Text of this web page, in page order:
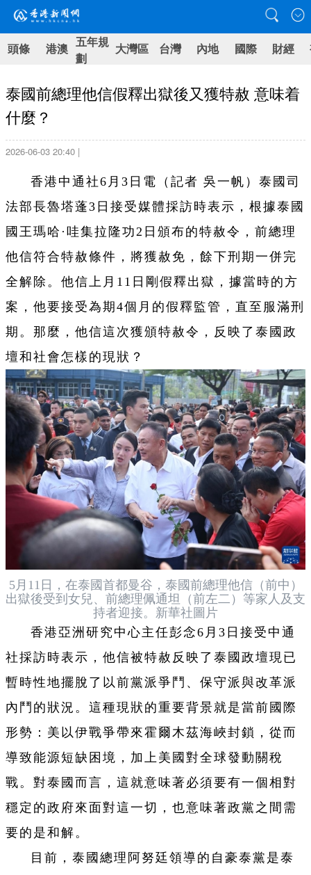
頭條 港澳 五年規
劃
大灣區 台灣 內地 國際 財經
泰國前總理他信假釋出獄後又獲特赦 意味着
什麼？
2026-06-03 20:40 |
香港中通社6月3日電（ 記者 吳一帆） 泰國司
法部長魯塔蓬3日接受媒體採訪時表示，根據泰國
國王瑪哈·哇集拉隆功2日頒布的特赦令，前總理
他信符合特赦條件，將獲赦免，餘下刑期一併完
全解除。他信上月11日剛假釋出獄，據當時的方
案，他要接受為期4個月的假釋監管，直至服滿刑
期。那麼，他信這次獲頒特赦令，反映了泰國政
壇和社會怎樣的現狀？
5月11日，在泰國首都曼谷，泰國前總理他信（前中）
出獄後受到女兒、前總理佩通坦（前左二）等家人及支
持者迎接。新華社圖片
香港亞洲研究中心主任彭念6月3日接受中通
社採訪時表示，他信被特赦反映了泰國政壇現已
暫時性地擺脫了以前黨派爭鬥、保守派與改革派
內鬥的狀況。這種現狀的重要背景就是當前國際
形勢：美以伊戰爭帶來霍爾木茲海峽封鎖，從而
導致能源短缺困境，加上美國對全球發動關稅
戰。對泰國而言，這就意味著必須要有一個相對
穩定的政府來面對這一切，也意味著政黨之間需
要的是和解。
目前，泰國總理阿努廷領導的自豪泰黨是泰